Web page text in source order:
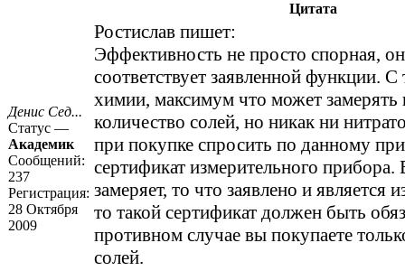
Денис Сед...
Статус —
Академик
Сообщений:
237
Регистрация:
28 Октября
2009
Цитата
Ростислав пишет:
Эффективность не просто спорная,
соответствует заявленной функции. С
химии, максимум что может замерять
количество солей, но никак ни
при покупке спросить по данному
сертификат измерительного
замеряет, то что заявлено и является
то такой сертификат должен быть
противном случае вы покупаете
солей.